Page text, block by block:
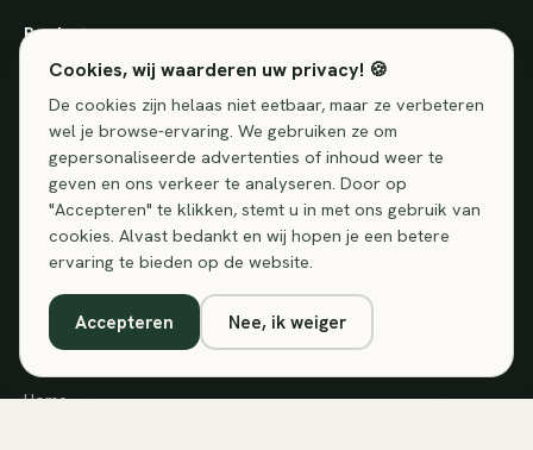
Producten
NMN 99% puur
Resveratrol Supplement
Omega 3 algenolie
TMG (Trimethylglycine, Betaine)
Spermidine 10mg
Gezondheidscheck Compleet
NAD Test Kit
Kennis
Home
Cookies, wij waarderen uw privacy! 🍪
De cookies zijn helaas niet eetbaar, maar ze verbeteren
wel je browse-ervaring. We gebruiken ze om
gepersonaliseerde advertenties of inhoud weer te
geven en ons verkeer te analyseren. Door op
"Accepteren" te klikken, stemt u in met ons gebruik van
cookies. Alvast bedankt en wij hopen je een betere
ervaring te bieden op de website.
Accepteren Nee, ik weiger